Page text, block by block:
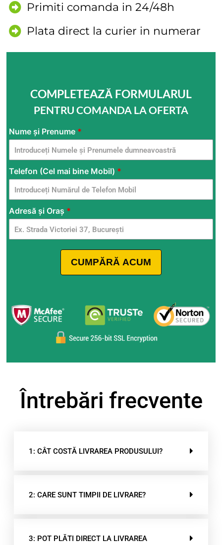
Primiti comanda in 24/48h
Plata direct la curier in numerar
COMPLETEAZĂ FORMULARUL
PENTRU COMANDA LA OFERTA
FLAMYFOX
Catene
da
neve
Romania
Nume și Prenume *
Telefon (Cel mai bine Mobil) *
Adresă și Oraș *
CUMPĂRĂ ACUM
Întrebări frecvente
1: CÂT COSTĂ LIVRAREA PRODUSULUI?
2: CARE SUNT TIMPII DE LIVRARE?
3: POT PLĂTI DIRECT LA LIVRAREA